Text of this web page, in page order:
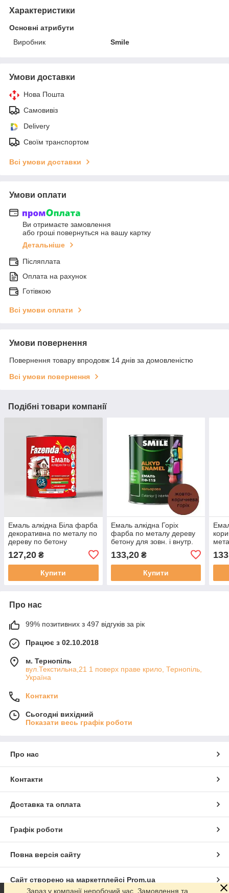
Характеристики
Основні атрибути
Виробник
Smile
Умови доставки
Нова Пошта
Самовивіз
Delivery
Своїм транспортом
Всі умови доставки
Умови оплати
Ви отримаєте замовлення
або гроші повернуться на вашу картку
Детальніше
Післяплата
Оплата на рахунок
Готівкою
Всі умови оплати
Умови повернення
Повернення товару впродовж 14 днів за домовленістю
Всі умови повернення
Подібні товари компанії
Емаль алкідна Біла фарба
декоративна по металу по
дереву по бетону
115 F [0.9 кг]
127,20 ₴
Купити
Емаль алкідна Горіх
фарба по металу дереву
бетону для зовн. і внутр.
робіт Smile ПФ 115 [0.9 кг]
133,20₴
Купити
ПФ
Про нас
99% позитивних з 497 відгуків за рік
Працює з 02.10.2018
м. Тернопіль
вул.Текстильна,21 1 поверх праве крило, Тернопіль,
Україна
Контакти
Сьогодні вихідний
Показати весь графік роботи
Про нас
Контакти
Доставка та оплата
Графік роботи
Повна версія сайту
Сайт створено на маркетплейсі Prom.ua
Зараз у компанії неробочий час. Замовлення та